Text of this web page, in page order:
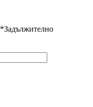
*Задължително